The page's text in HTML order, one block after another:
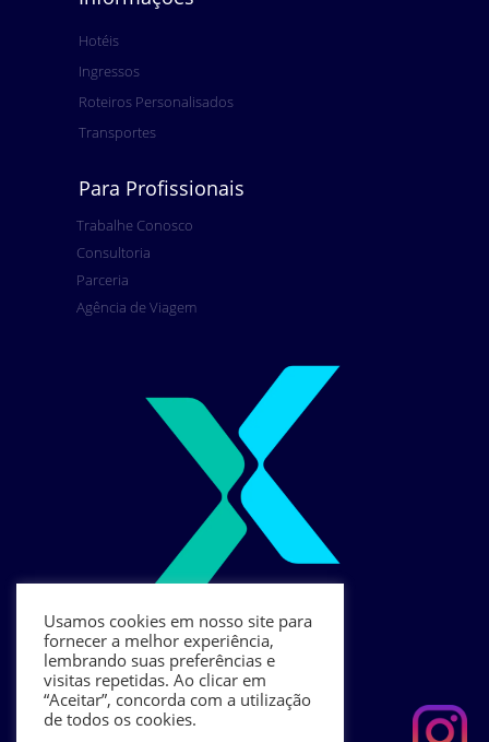
Hotéis
Ingressos
Roteiros Personalisados
Transportes
Para Profissionais
Trabalhe Conosco
Consultoria
Parceria
Agência de Viagem
Usamos cookies em nosso site para
fornecer a melhor experiência,
lembrando suas preferências e
visitas repetidas. Ao clicar em
“Aceitar”, concorda com a utilização
de todos os cookies.